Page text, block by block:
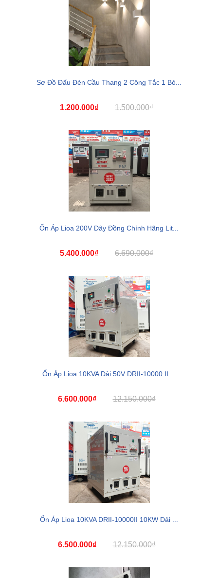
Sơ Đồ Đấu Đèn Cầu Thang 2 Công Tắc 1 Bó...
1.200.000₫ 1.500.000₫
Ổn Áp Lioa 200V Dây Đồng Chính Hãng Lit...
5.400.000₫ 6.690.000₫
Ổn Áp Lioa 10KVA Dải 50V DRII-10000 II ...
6.600.000₫ 12.150.000₫
Ổn Áp Lioa 10KVA DRII-10000II 10KW Dải ...
6.500.000₫ 12.150.000₫